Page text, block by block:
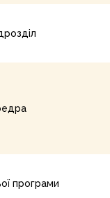
програми